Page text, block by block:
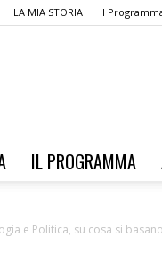
LA MIA STORIA Il
IL PROGRAMMA
e Politica, su cosa si